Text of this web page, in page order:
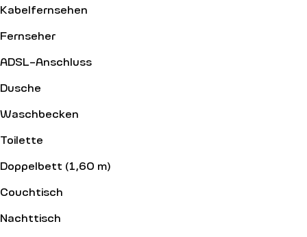
Kabelfernsehen
Fernseher
ADSL-Anschluss
Dusche
Waschbecken
Toilette
Doppelbett (1,60 m)
Couchtisch
Nachttisch